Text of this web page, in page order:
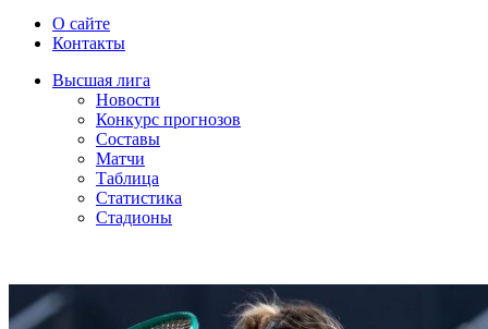
О сайте
Контакты
Высшая лига
Новости
Конкурс прогнозов
Составы
Матчи
Таблица
Статистика
Стадионы